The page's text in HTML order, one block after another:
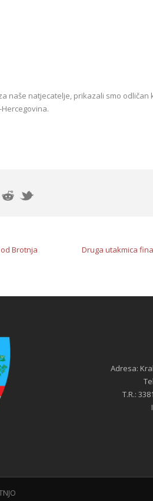
naše natjecatelje, prikazali smo
Brotnja Druga utakmica
Adresa:
T.R.: